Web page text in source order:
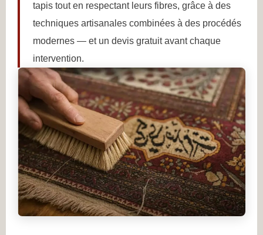
tapis tout en respectant leurs fibres, grâce à des
techniques artisanales combinées à des procédés
modernes — et un devis gratuit avant chaque
intervention.